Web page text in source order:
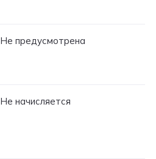
Не предусмотрена
Не начисляется